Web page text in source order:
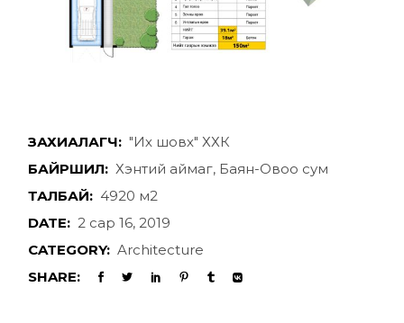
ЗАХИАЛАГЧ: "Их шовх" ХХК
БАЙРШИЛ: Хэнтий аймаг, Баян-Овоо сум
ТАЛБАЙ: 4920 м2
DATE: 2 сар 16, 2019
CATEGORY: Architecture
SHARE: